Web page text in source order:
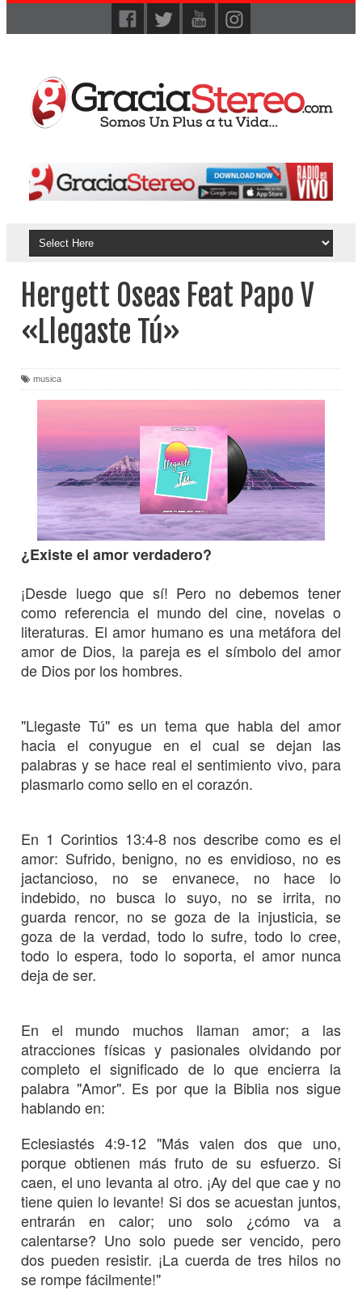
Hergett Oseas Feat Papo V
«Llegaste Tú»
musica
¿Existe el amor verdadero?
¡Desde luego que sí! Pero no debemos tener
como referencia el mundo del cine, novelas o
literaturas. El amor humano es una metáfora del
amor de Dios, la pareja es el símbolo del amor
de Dios por los hombres.
"Llegaste Tú" es un tema que habla del amor
hacia el conyugue en el cual se dejan las
palabras y se hace real el sentimiento vivo, para
plasmarlo como sello en el corazón.
En 1 Corintios 13:4-8 nos describe como es el
amor: Sufrido, benigno, no es envidioso, no es
jactancioso, no se envanece, no hace lo
indebido, no busca lo suyo, no se irrita, no
guarda rencor, no se goza de la injusticia, se
goza de la verdad, todo lo sufre, todo lo cree,
todo lo espera, todo lo soporta, el amor nunca
deja de ser.
En el mundo muchos llaman amor; a las
atracciones físicas y pasionales olvidando por
completo el significado de lo que encierra la
palabra "Amor". Es por que la Biblia nos sigue
hablando en:
Eclesiastés 4:9-12"Más valen dos que uno,
porque obtienen más fruto de su esfuerzo. Si
caen, el uno levanta al otro. ¡Ay del que cae y no
tiene quien lo levante! Si dos se acuestan juntos,
entrarán en calor; uno solo ¿cómo va a
calentarse? Uno solo puede ser vencido, pero
dos pueden resistir. ¡La cuerda de tres hilos no
se rompe fácilmente!"